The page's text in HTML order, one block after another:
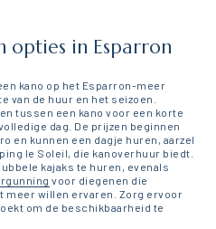
opties in Esparron
kano op het Esparron-meer
van de huur en het seizoen.
tussen een kano voor een korte
dag. De prijzen beginnen
en kunnen een dagje huren, aarzel
le Soleil, die kanoverhuur biedt.
kajaks te huren, evenals
voor diegenen die
willen ervaren. Zorg ervoor
om de beschikbaarheid te